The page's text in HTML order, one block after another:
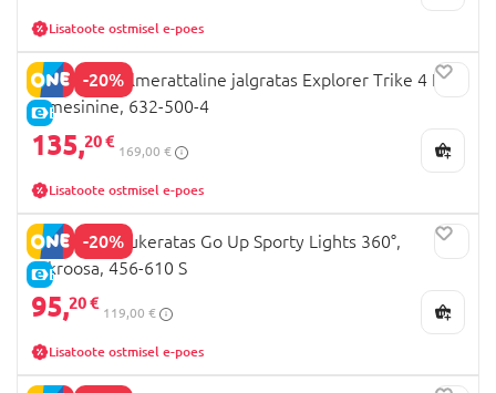
Lisatoote ostmisel e-poes
-20%
E-HIND
GLOBBER kolmerattaline jalgratas Explorer Trike 4 In 1,
tumesinine, 632-500-4
135,20 €
169,00 €
Lisatoote ostmisel e-poes
-20%
E-HIND
GLOBBER tõukeratas Go Up Sporty Lights 360°,
erkroosa, 456-610 S
95,20 €
119,00 €
Lisatoote ostmisel e-poes